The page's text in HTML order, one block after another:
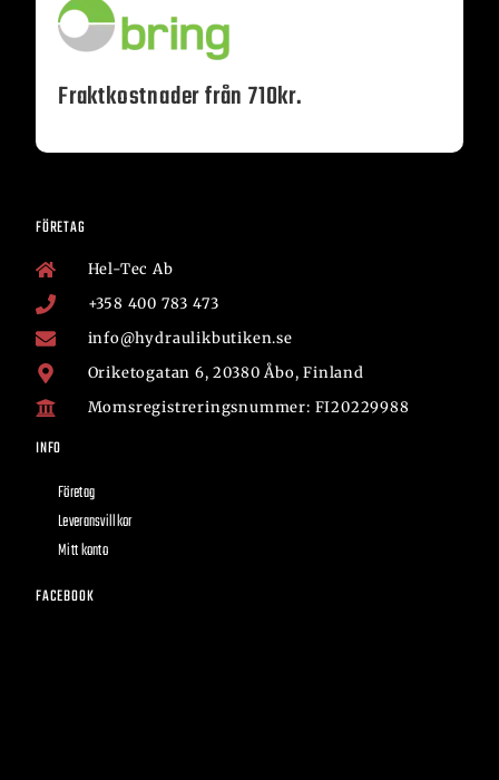
Fraktkostnader från 710kr.
FÖRETAG
Hel-Tec Ab
+358 400 783 473
info@hydraulikbutiken.se
Oriketogatan 6, 20380 Åbo, Finland
Momsregistreringsnummer: FI20229988
INFO
Företag
Leveransvillkor
Mitt konto
FACEBOOK